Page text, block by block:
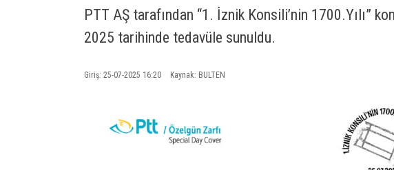
PTT AŞ tarafından “1. İznik Konsili’nin 1700.Yılı”
2025 tarihinde tedavüle sunuldu.
Giriş: 25-07-2025 16:20 Kaynak: BULTEN